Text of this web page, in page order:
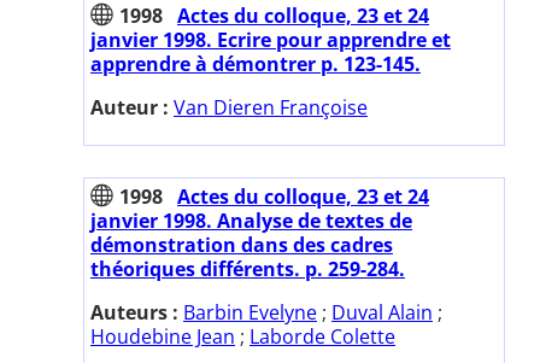
1998 Actes du colloque, 23 et 24
janvier 1998. Ecrire pour apprendre et
apprendre à démontrer p. 123-145.
Auteur : Van Dieren Françoise
1998 Actes du colloque, 23 et 24
janvier 1998. Analyse de textes de
démonstration dans des cadres
théoriques différents. p. 259-284.
Auteurs : Barbin Evelyne ; Duval Alain ;
Houdebine Jean ; Laborde Colette